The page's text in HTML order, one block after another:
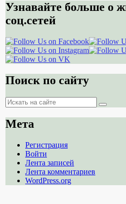
Узнавайте больше о
соц.сетей
Поиск по сайту
Поиск
Поиск
Мета
Регистрация
Войти
Лента записей
Лента комментариев
WordPress.org